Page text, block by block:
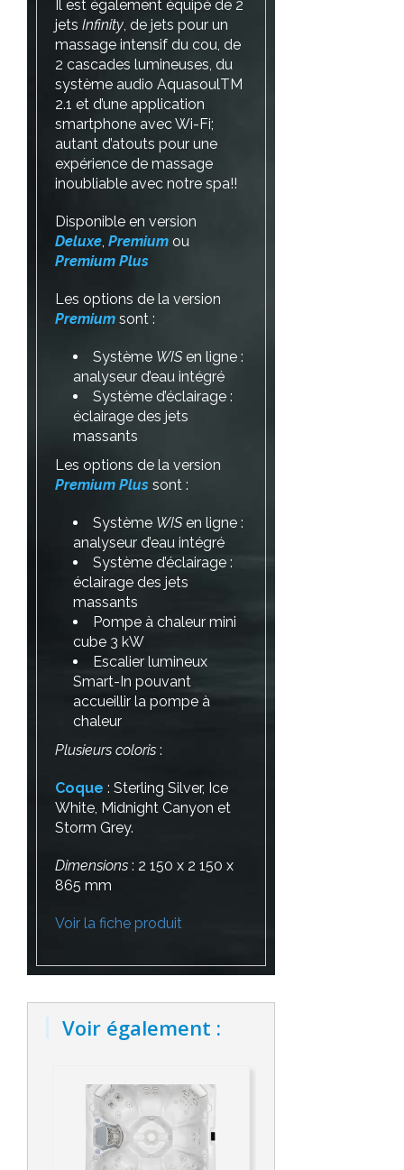
Il est également équipé de 2
jets Infinity, de jets pour un
massage intensif du cou, de
2 cascades lumineuses, du
système audio AquasoulTM
2.1 et d’une application
smartphone avec Wi-Fi;
autant d’atouts pour une
expérience de massage
inoubliable avec notre spa!!
Disponible en version
Deluxe, Premium ou
Premium Plus
Les options de la version
Premium sont :
Système WISen ligne :
analyseur d’eau intégré
Système d’éclairage :
éclairage des jets
massants
Les options de la version
Premium Plus sont :
Système WISen ligne :
analyseur d’eau intégré
Système d’éclairage :
éclairage des jets
massants
Pompe à chaleur mini
cube 3 kW
Escalier lumineux
Smart-In pouvant
accueillir la pompe à
chaleur
Plusieurs coloris :
Coque : Sterling Silver, Ice
White, Midnight Canyon et
Storm Grey.
Dimensions : 2 150 x 2 150 x
865 mm
Voir la fiche produit
Voir également :